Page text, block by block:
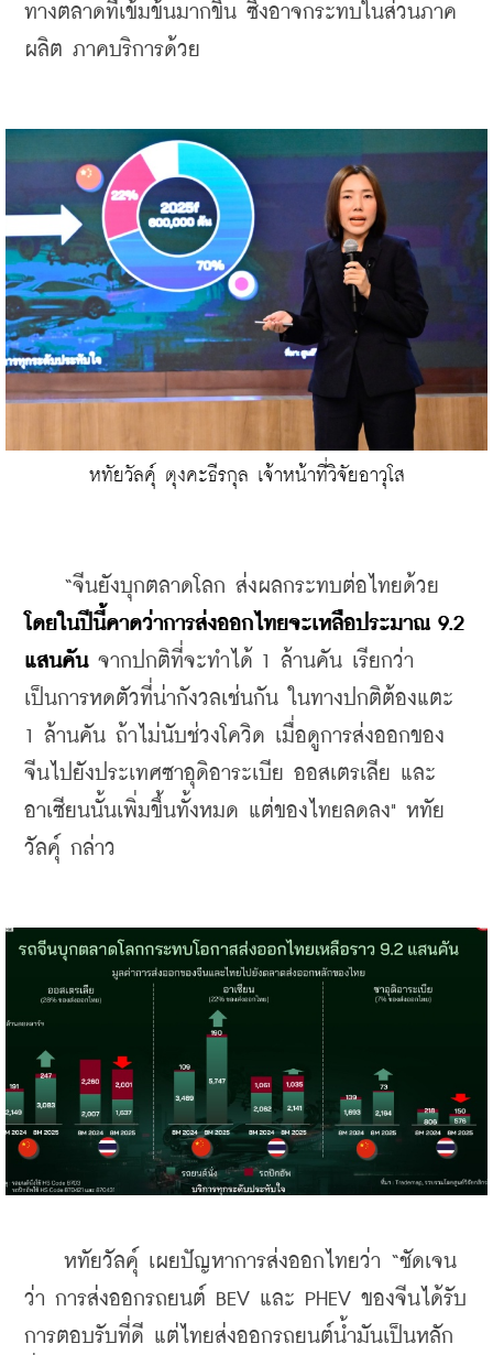
ทางตลาดที่เข้มข้นมากขึ้น ซึ่งอาจกระทบในส่วนภาค
ผลิต ภาคบริการด้วย
หทัยวัลคุ์ ตุงคะธีรกุล เจ้าหน้าที่วิจัยอาวุโส
โดยในปีนี้คาดว่าการส่งออกไทยจะเหลือประมาณ 9.2
แสนคัน จากปกติที่จะทำได้ 1 ล้านคัน เรียกว่า
เป็นการหดตัวที่น่ากังวลเช่นกัน ในทางปกติต้องแตะ
1 ล้านคัน ถ้าไม่นับช่วงโควิด เมื่อดูการส่งออกของ
จีนไปยังประเทศซาอุดิอาระเบีย ออสเตรเลีย และ
อาเซียนนั้นเพิ่มขึ้นทั้งหมด แต่ของไทยลดลง" หทัย
วัลคุ์ กล่าว
หทัยวัลคุ์ เผยปัญหาการส่งออกไทยว่า “ชัดเจน
ว่า การส่งออกรถยนต์ BEV และ PHEV ของจีนได้รับ
การตอบรับที่ดี แต่ไทยส่งออกรถยนต์น้ำมันเป็นหลัก